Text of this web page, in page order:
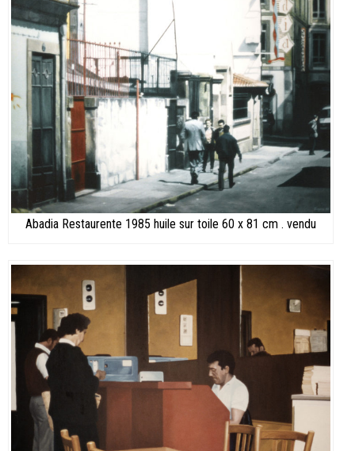
Abadia Restaurente 1985 huile sur toile 60 x 81 cm . vendu